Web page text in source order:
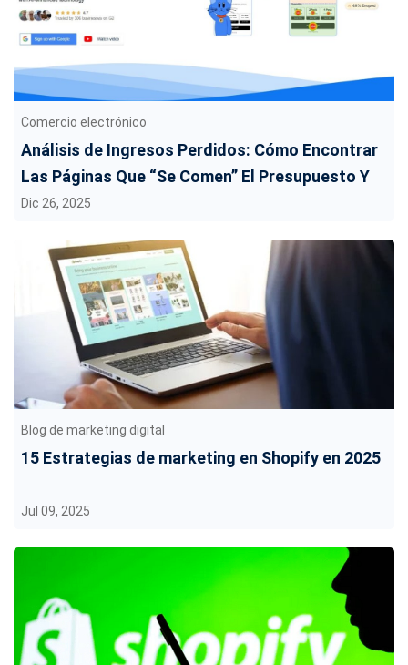
Comercio electrónico
Análisis de Ingresos Perdidos: Cómo Encontrar
Las Páginas Que “Se Comen” El Presupuesto Y
Recuperar Las Ventas
Dic 26, 2025
Blog de marketing digital
15 Estrategias de marketing en Shopify en 2025
Jul 09, 2025